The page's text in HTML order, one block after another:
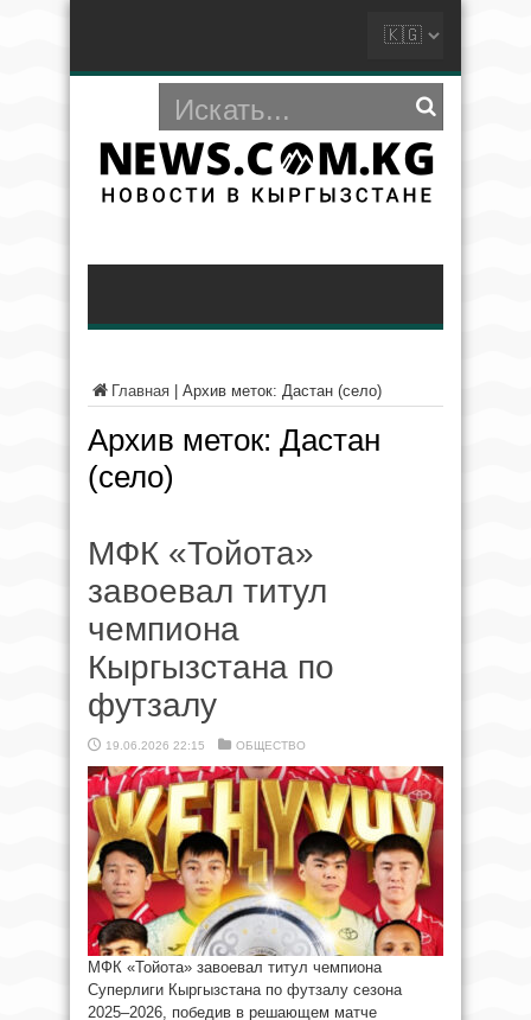
Главная Архив меток: Дастан (село)
Архив меток: Дастан
(село)
МФК «Тойота»
завоевал титул
чемпиона
Кыргызстана по
футзалу
19.06.2026 22:15 ОБЩЕСТВО
МФК «Тойота» завоевал титул чемпиона
Суперлиги Кыргызстана по футзалу сезона
2025–2026, победив в решающем матче